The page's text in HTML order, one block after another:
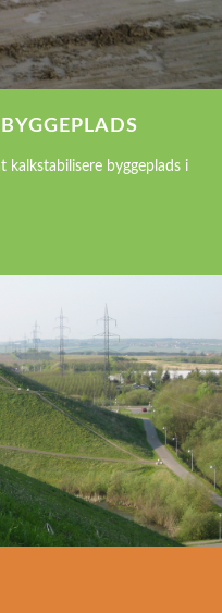
kalkstabilisere byggeplads i